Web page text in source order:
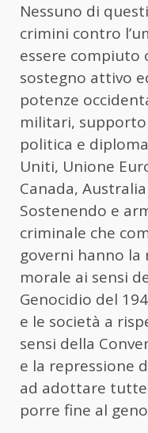
Nessuno di
crimini contro
essere compiuto
sostegno attivo
potenze
militari,
politica e
Uniti, Unione
Canada,
Sostenendo e
criminale che
governi hanno la
morale ai sensi
Genocidio del
e le società a
sensi della
e la repressione
ad adottare tutte
porre fine al